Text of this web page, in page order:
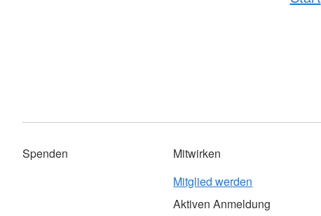
Spenden
Mitwirken
Mitglied werden
Aktiven Anmeldung